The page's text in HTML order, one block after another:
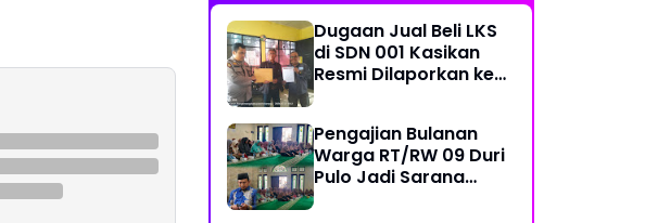
Dugaan Jual Beli LKS
di SDN 001 Kasikan
Resmi Dilaporkan ke
Metroterkini.id Desak
Usut Kasus Ini
Pengajian Bulanan
Warga RT/RW 09 Duri
Pulo Jadi Sarana